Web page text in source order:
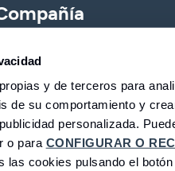
y de terceros para
de su comportamiento y
personalizada.
o para CONFIGURAR O
las cookies pulsando el botón
Gestión de Activos
Pensiones
CBNK Mediación de Seguros